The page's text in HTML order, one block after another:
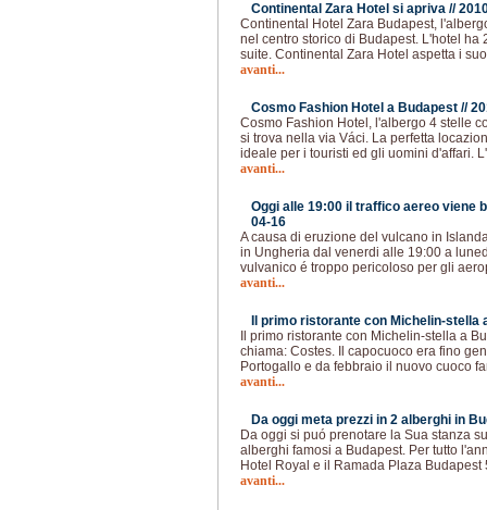
Continental Zara Hotel si apriva //
Continental Hotel Zara Budapest,
nel centro storico di Budapest. L'hotel ha
suite. Continental Zara Hotel aspetta i
avanti...
Cosmo Fashion Hotel a Budapest //
Cosmo Fashion Hotel, l'albergo 4 stelle
si trova nella via Váci. La perfetta
ideale per i touristi ed gli uomini d'affari.
avanti...
Oggi alle 19:00 il traffico aereo viene
04-16
A causa di eruzione del vulcano in
in Ungheria dal venerdi alle 19:00 a
vulvanico é troppo pericoloso per gli
avanti...
Il primo ristorante con Michelin-stella
Il primo ristorante con Michelin-stella a
chiama: Costes. Il capocuoco era fino
Portogallo e da febbraio il nuovo cuoco
avanti...
Da oggi meta prezzi in 2 alberghi in
Da oggi si puó prenotare la Sua stanza
alberghi famosi a Budapest. Per tutto
Hotel Royal e il Ramada Plaza Budapest
avanti...